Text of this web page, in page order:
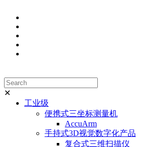
✕
工业级
便携式三坐标测量机
AccuArm
手持式3D视觉数字化产品
复合式三维扫描仪